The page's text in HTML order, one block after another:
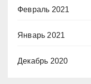
Февраль 2021
Январь 2021
Декабрь 2020